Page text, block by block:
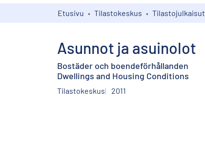
Etusivu Tilastokeskus Tilastojulkaisut
Asunnot ja asuinolot
Bostäder och boendeförhållanden
Dwellings and Housing Conditions
Tilastokeskus 2011